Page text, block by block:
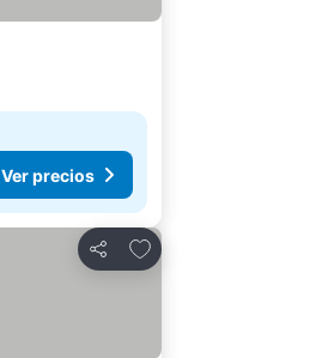
Ver precios
Compartir
Añadir a favoritos